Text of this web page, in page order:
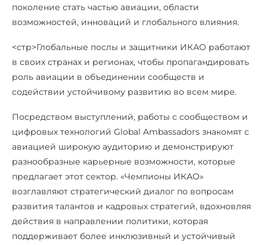
поколение стать частью авиации, области
возможностей, инноваций и глобального влияния.
<стр>Глобальные послы и защитники ИКАО работают
в своих странах и регионах, чтобы пропагандировать
роль авиации в объединении сообществ и
содействии устойчивому развитию во всем мире.
Посредством выступлений, работы с сообществом и
цифровых технологий Global Ambassadors знакомят с
авиацией широкую аудиторию и демонстрируют
разнообразные карьерные возможности, которые
предлагает этот сектор. «Чемпионы ИКАО»
возглавляют стратегический диалог по вопросам
развития талантов и кадровых стратегий, вдохновляя
действия в направлении политики, которая
поддерживает более инклюзивный и устойчивый